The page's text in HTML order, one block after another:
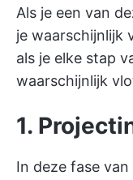
Als je een van
je waarschijnlijk
als je elke stap
waarschijnlijk
1.
In deze fase